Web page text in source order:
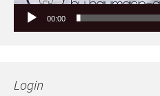
00:00
Login